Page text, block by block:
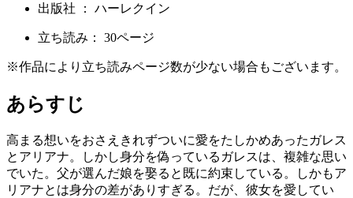
出版社 ： ハーレクイン
立ち読み： 30ページ
※作品により立ち読みページ数が少ない場合もございます。
あらすじ
高まる想いをおさえきれずついに愛をたしかめあったガレス
とアリアナ。しかし身分を偽っているガレスは、複雑な思い
でいた。父が選んだ娘を娶ると既に約束している。しかもア
リアナとは身分の差がありすぎる。だが、彼女を愛してい